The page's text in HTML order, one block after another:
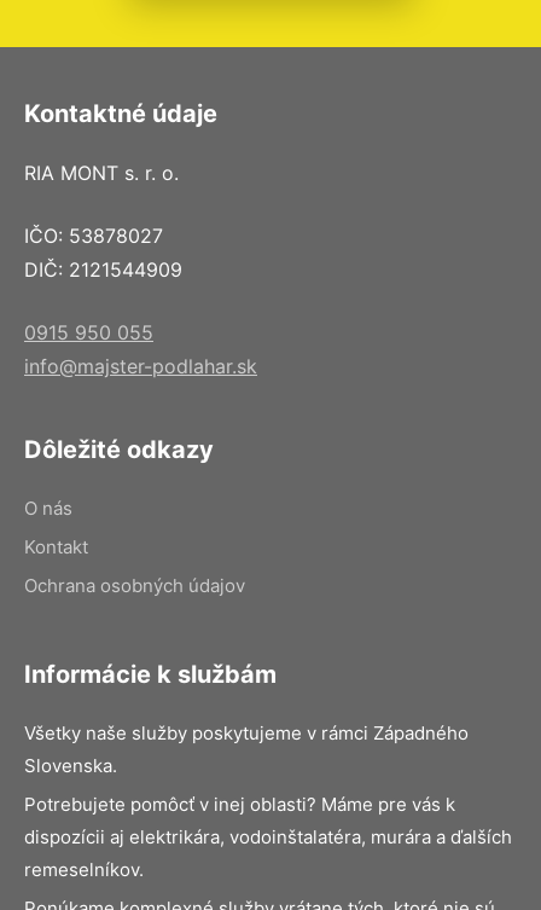
Kontaktné údaje
RIA MONT s. r. o.
IČO: 53878027
DIČ: 2121544909
0915 950 055
info@majster-podlahar.sk
Dôležité odkazy
O nás
Kontakt
Ochrana osobných údajov
Informácie k službám
Všetky naše služby poskytujeme v rámci Západného
Slovenska.
Potrebujete pomôcť v inej oblasti? Máme pre vás k
dispozícii aj elektrikára, vodoinštalatéra, murára a ďalších
remeselníkov.